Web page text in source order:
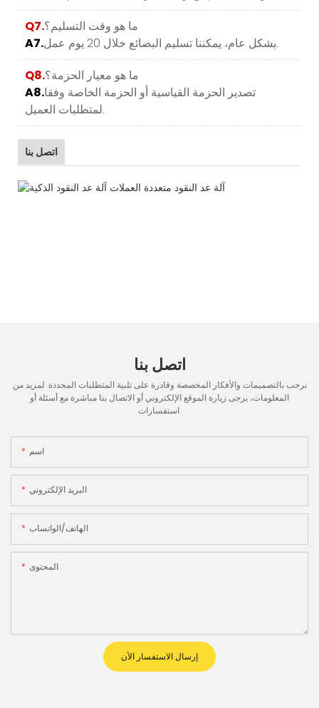
Q7.ما هو وقت التسليم؟
A7.
بشكل عام، يمكننا تسليم البضائع خلال 20 يوم عمل.
Q8.ما هو معيار الحزمة؟
A8.تصدير الحزمة القياسية أو الحزمة الخاصة وفقا
لمتطلبات العميل.
اتصل بنا
اتصل بنا
نرحب بالتصميمات والأفكار المخصصة وقادرة على تلبية المتطلبات المحددة. لمزيد من
المعلومات، يرجى زيارة الموقع الإلكتروني أو الاتصال بنا مباشرة مع أسئلة أو
استفسارات.
اسم
البريد الإلكتروني
الهاتف/الواتساب
المحتوى
إرسال الاستفسار الآن